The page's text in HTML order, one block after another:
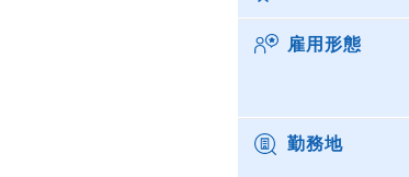
雇用形態
勤務地